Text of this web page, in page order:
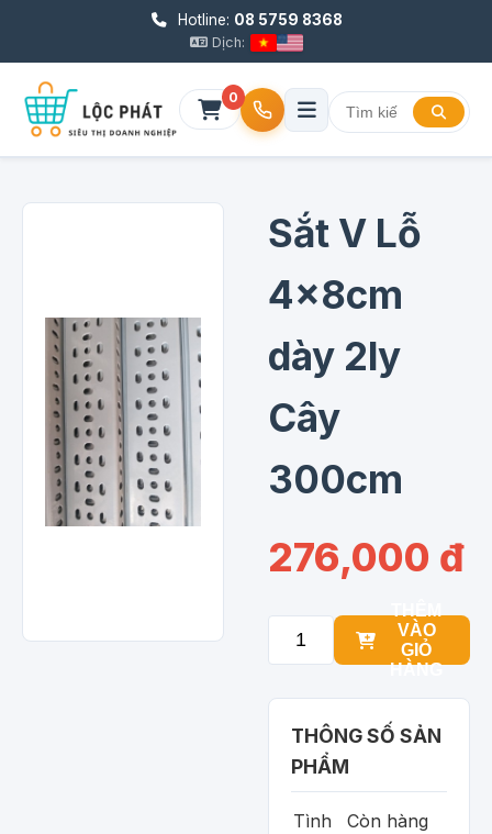
Hotline: 08 5759 8368
Dịch:
0
Sắt V Lỗ
4x8cm
dày 2ly
Cây
300cm
276,000 đ
VÀO
GIỎ
HÀNG
THÔNG SỐ SẢN
PHẨM
Tình
Còn hàng